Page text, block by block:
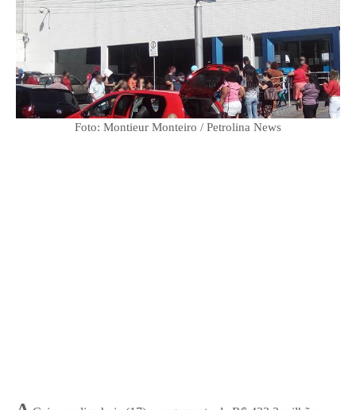
Foto: Montieur Monteiro / Petrolina News